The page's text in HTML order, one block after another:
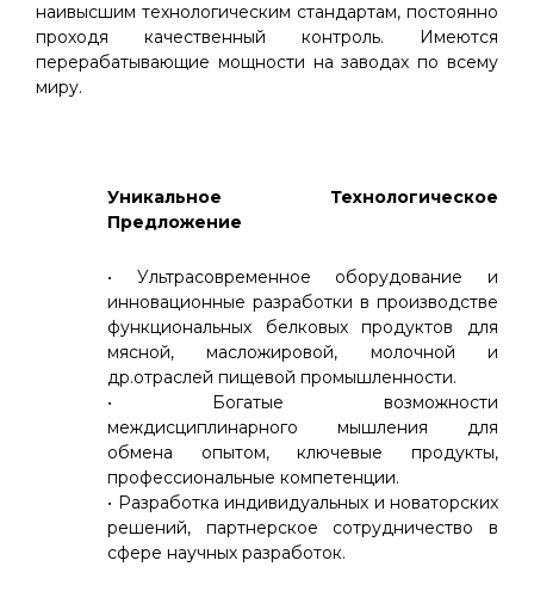
наивысшим технологическим стандартам, постоянно
проходя качественный контроль. Имеются
перерабатывающие мощности на заводах по всему
миру.
Уникальное Технологическое
Предложение
• Ультрасовременное оборудование и
инновационные разработки в производстве
функциональных белковых продуктов для
мясной, масложировой, молочной и
др.отраслей пищевой промышленности.
• Богатые возможности
междисциплинарного мышления для
обмена опытом, ключевые продукты,
профессиональные компетенции.
• Разработка индивидуальных и новаторских
решений, партнерское сотрудничество в
сфере научных разработок.